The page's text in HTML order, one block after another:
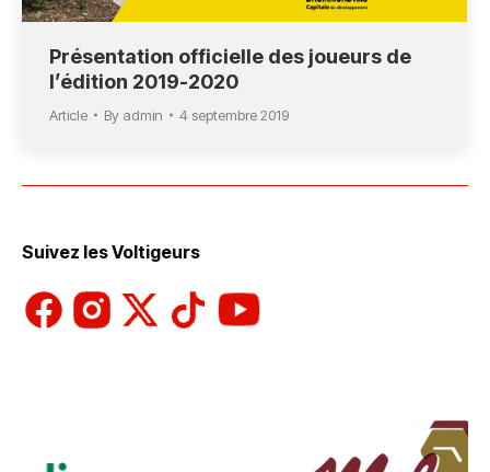
Présentation officielle des joueurs de
l’édition 2019-2020
Article By admin 4 septembre 2019
Suivez les Voltigeurs